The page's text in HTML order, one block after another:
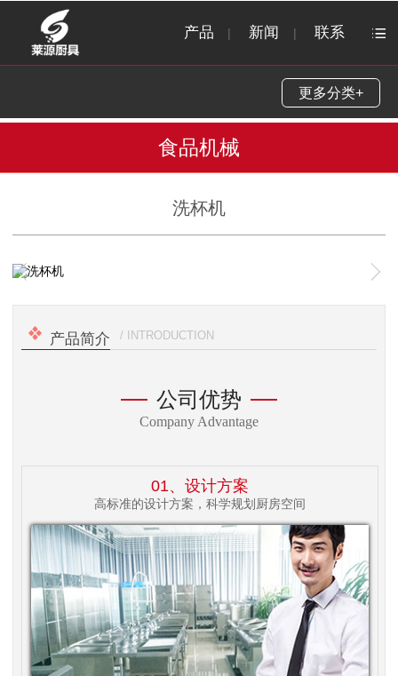
产品 | 新闻 | 联系
更多分类+
食品机械
洗杯机
1
产品简介 / INTRODUCTION
公司优势
Company Advantage
01、设计方案
高标准的设计方案，科学规划厨房空间